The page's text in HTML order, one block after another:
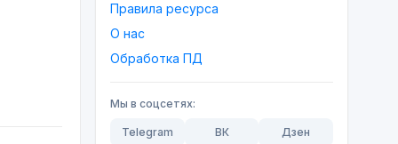
Правила ресурса
О нас
Обработка ПД
Мы в соцсетях:
Telegram ВК Дзен